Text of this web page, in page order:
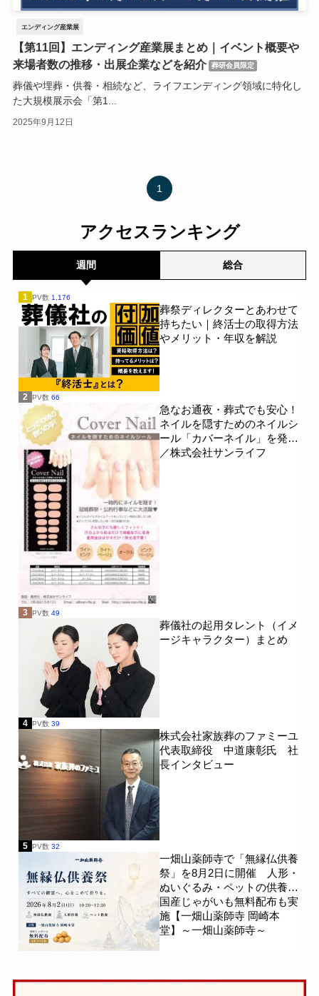
エンディング産業展
【第11回】エンディング産業展まとめ｜イベント概要や
来場者数の推移・出展企業などを紹介
葬研会員限定
葬儀や埋葬・供養・相続など、ライフエンディング領域に特化し
た大規模展示会「第1...
2025年9月12日
1
アクセスランキング
週間 総合
1 PV数 1,176
葬祭ディレクターとあわせて
持ちたい｜終活士の取得方法
やメリット・年収を解説
2 PV数 66
急なお通夜・葬式でも安心！
ネイルを隠すためのネイルシ
ール「カバーネイル」を発売
／株式会社サンライフ
3 PV数 49
葬儀社の起用タレント（イメ
ージキャラクター）まとめ
4 PV数 39
株式会社家族葬のファミーユ
代表取締役 中道康彰氏 社
長インタビュー
5 PV数 32
一畑山薬師寺で「無縁仏供養
祭」を8月2日に開催 人形・
ぬいぐるみ・ペットの供養、
国産じゃがいも無料配布も実
施【一畑山薬師寺 岡崎本
堂】～一畑山薬師寺～